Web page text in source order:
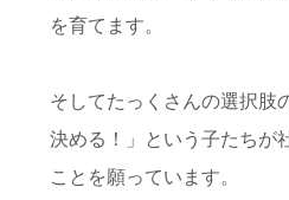
を育てます。
そしてたっくさんの選択肢
決める！」という子たちが
ことを願っています。